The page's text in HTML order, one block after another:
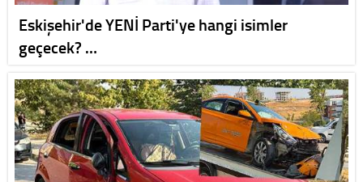
Eskişehir'de YENİ Parti'ye hangi isimler
geçecek? …